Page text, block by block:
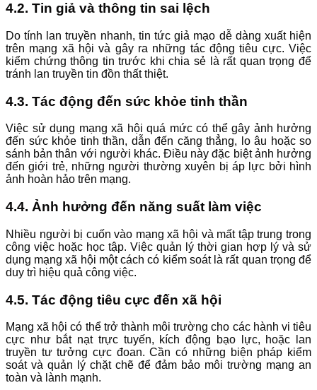
4.2. Tin giả và thông tin sai lệch
Do tính lan truyền nhanh, tin tức giả mạo dễ dàng xuất hiện
trên mạng xã hội và gây ra những tác động tiêu cực. Việc
kiểm chứng thông tin trước khi chia sẻ là rất quan trọng để
tránh lan truyền tin đồn thất thiệt.
4.3. Tác động đến sức khỏe tinh thần
Việc sử dụng mạng xã hội quá mức có thể gây ảnh hưởng
đến sức khỏe tinh thần, dẫn đến căng thẳng, lo âu hoặc so
sánh bản thân với người khác. Điều này đặc biệt ảnh hưởng
đến giới trẻ, những người thường xuyên bị áp lực bởi hình
ảnh hoàn hảo trên mạng.
4.4. Ảnh hưởng đến năng suất làm việc
Nhiều người bị cuốn vào mạng xã hội và mất tập trung trong
công việc hoặc học tập. Việc quản lý thời gian hợp lý và sử
dụng mạng xã hội một cách có kiểm soát là rất quan trọng để
duy trì hiệu quả công việc.
4.5. Tác động tiêu cực đến xã hội
Mạng xã hội có thể trở thành môi trường cho các hành vi tiêu
cực như bắt nạt trực tuyến, kích động bạo lực, hoặc lan
truyền tư tưởng cực đoan. Cần có những biện pháp kiểm
soát và quản lý chặt chẽ để đảm bảo môi trường mạng an
toàn và lành mạnh.